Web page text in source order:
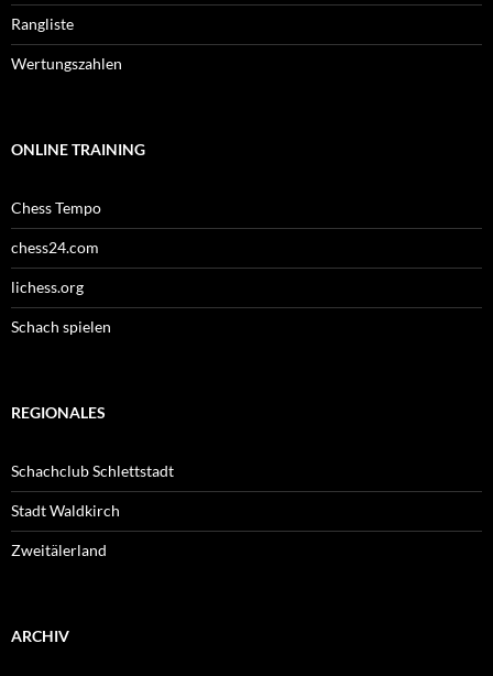
Rangliste
Wertungszahlen
ONLINE TRAINING
Chess Tempo
chess24.com
lichess.org
Schach spielen
REGIONALES
Schachclub Schlettstadt
Stadt Waldkirch
Zweitälerland
ARCHIV